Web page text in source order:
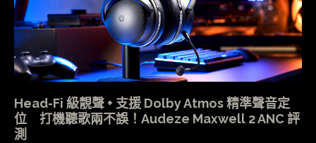
Head-Fi 級靚聲 + 支援 Dolby Atmos 精準聲音定
位 打機聽歌兩不誤！Audeze Maxwell 2 ANC 評
測